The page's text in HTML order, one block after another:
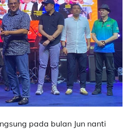
pada bulan Jun nanti